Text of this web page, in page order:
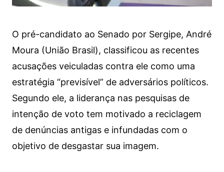
O pré-candidato ao Senado por Sergipe, André
Moura (União Brasil), classificou as recentes
acusações veiculadas contra ele como uma
estratégia “previsível” de adversários políticos.
Segundo ele, a liderança nas pesquisas de
intenção de voto tem motivado a reciclagem
de denúncias antigas e infundadas com o
objetivo de desgastar sua imagem.